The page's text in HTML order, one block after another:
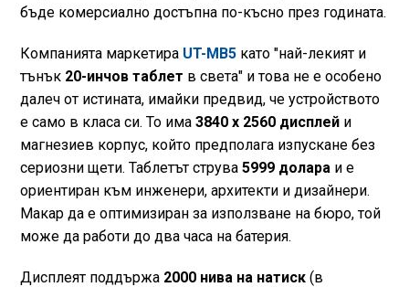
бъде комерсиално достъпна по-късно през годината.
Компанията маркетира UT-MB5като "най-лекият и
тънък 20-инчов таблет в света" и това не е особено
далеч от истината, имайки предвид, че устройството
е само в класа си. То има 3840 x 2560 дисплейи
магнезиев корпус, който предполага изпускане без
сериозни щети. Таблетът струва 5999 долара и е
ориентиран към инженери, архитекти и дизайнери.
Макар да е оптимизиран за използване на бюро, той
може да работи до два часа на батерия.
Дисплеят поддържа 2000 нива на натиск(в